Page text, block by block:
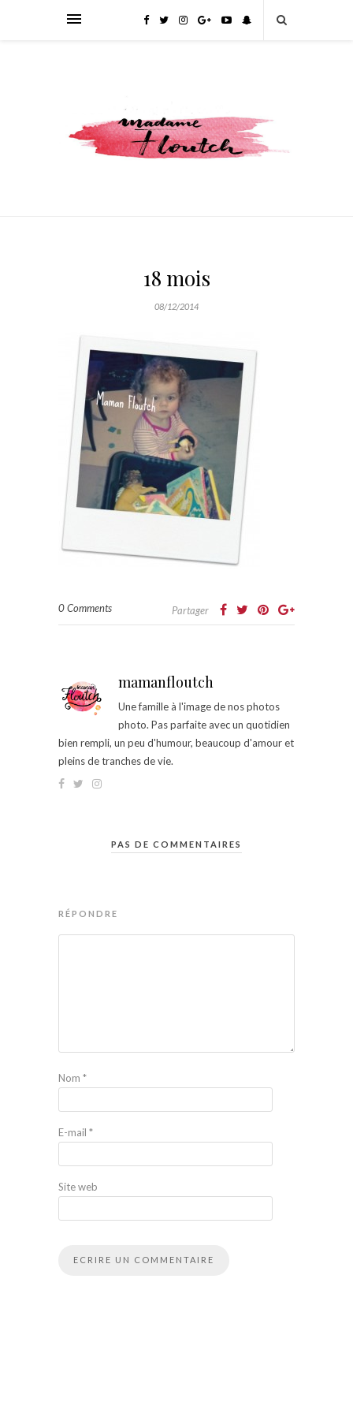
18 mois
08/12/2014
0 Comments Partager
mamanfloutch
Une famille à l'image de nos photos
photo. Pas parfaite avec un quotidien
bien rempli, un peu d'humour, beaucoup d'amour et
pleins de tranches de vie.
PAS DE COMMENTAIRES
RÉPONDRE
Nom *
E-mail *
Site web